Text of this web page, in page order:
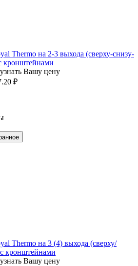
Thermo на 2-3 выхода (сверху-снизу-
кронштейнами
Вашу цену
₽
Thermo на 3 (4) выхода (сверху/
кронштейнами
Вашу цену